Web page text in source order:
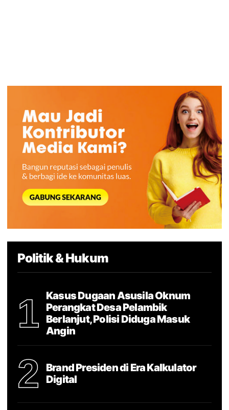
Politik & Hukum
1
Kasus Dugaan Asusila Oknum
Perangkat Desa Pelambik
Berlanjut, Polisi Diduga Masuk
Angin
2
Brand Presiden di Era Kalkulator
Digital